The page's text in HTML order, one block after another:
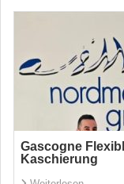
Gascogne
Kaschierung